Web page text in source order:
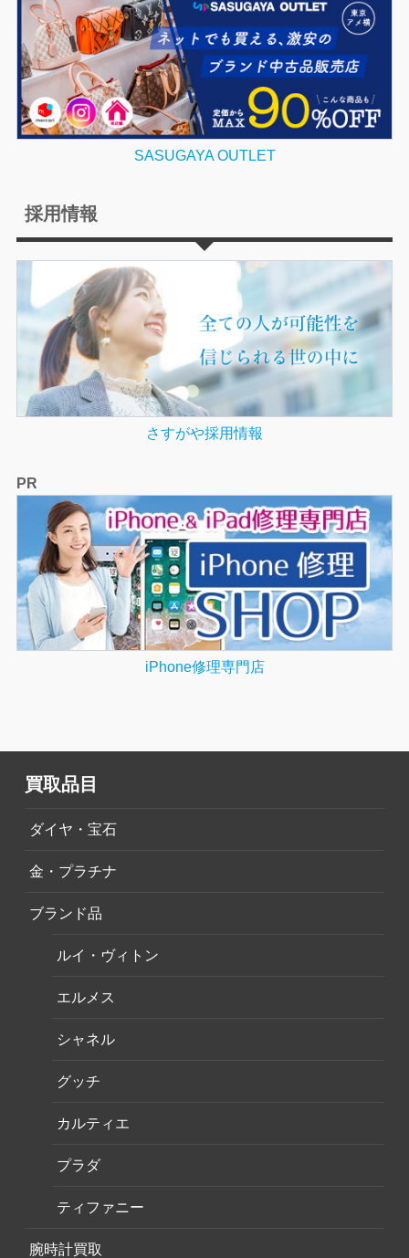
SASUGAYA OUTLET
採用情報
さすがや採用情報
PR
iPhone修理専門店
買取品目
ダイヤ・宝石
金・プラチナ
ブランド品
ルイ・ヴィトン
エルメス
シャネル
グッチ
カルティエ
プラダ
ティファニー
腕時計買取